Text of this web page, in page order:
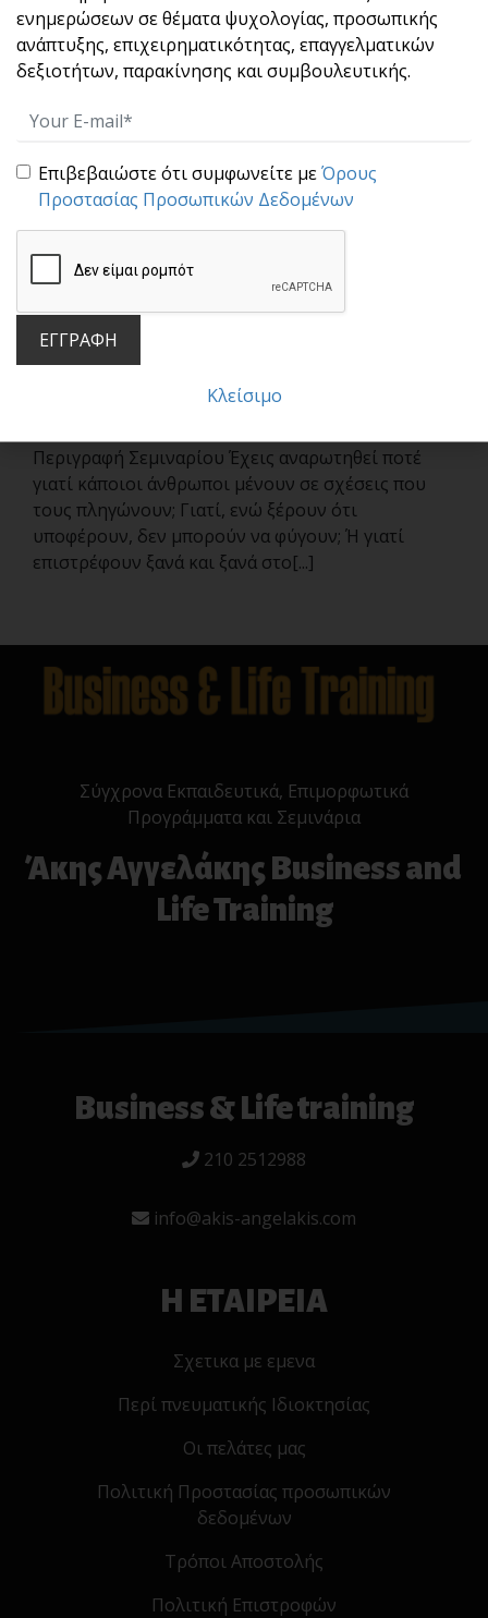
των Τοξικών Σχέσεων, Γιατί ο εγκέφαλος επιστρέφει
ξανά και ξανά σε αυτό που τον πληγώνει
Περιγραφή Σεμιναρίου Έχεις αναρωτηθεί ποτέ
γιατί κάποιοι άνθρωποι μένουν σε σχέσεις που
τους πληγώνουν; Γιατί, ενώ ξέρουν ότι
υποφέρουν, δεν μπορούν να φύγουν; Ή γιατί
επιστρέφουν ξανά και ξανά στο[...]
Σύγχρονα Εκπαιδευτικά, Επιμορφωτικά
Προγράμματα και Σεμινάρια
Άκης Αγγελάκης Business and
Life Training
Business & Life training
210 2512988
info@akis-angelakis.com
Η ΕΤΑΙΡΕΙΑ
Σχετικα με εμενα
Περί πνευματικής Ιδιοκτησίας
Οι πελάτες μας
Πολιτική Προστασίας προσωπικών
δεδομένων
Τρόποι Αποστολής
Πολιτική Επιστροφών
ενημερώσεων σε θέματα ψυχολογίας, προσωπικής
ανάπτυξης, επιχειρηματικότητας, επαγγελματικών
δεξιοτήτων, παρακίνησης και συμβουλευτικής.
Επιβεβαιώστε ότι συμφωνείτε μεΌρους
Προστασίας Προσωπικών Δεδομένων
ΕΓΓΡΑΦΗ
Κλείσιμο